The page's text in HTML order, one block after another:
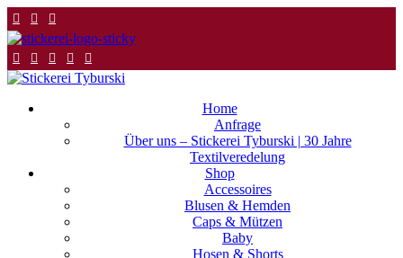
Home
Anfrage
Über uns – Stickerei Tyburski | 30 Jahre
Textilveredelung
Shop
Accessoires
Blusen & Hemden
Caps & Mützen
Baby
Hosen & Shorts